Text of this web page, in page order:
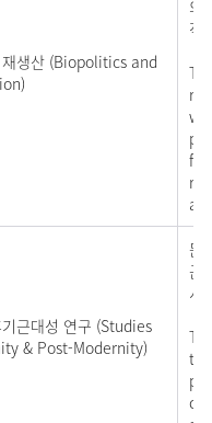
재생산 (Biopolitics and
의
적
근대성 연구 (Studies
& Post-Modernity)
문
근
서